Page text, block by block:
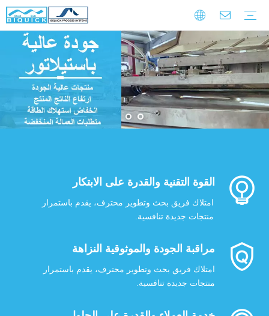
القوة التقنية والقدرة على الابتكار
امتلاك فريق بحث وتطوير محترف، يقدم باستمرار
منتجات جديدة تنافسية.
مراقبة الجودة والموثوقية النزاهة
امتلاك فريق بحث وتطوير محترف، يقدم باستمرار
منتجات جديدة تنافسية.